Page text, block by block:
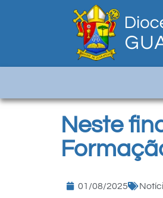
Neste
01/08/2025